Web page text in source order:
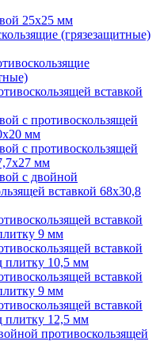
25х25 мм
(грязезащитные)
вставкой
с противоскользящей
мм
с противоскользящей
мм
с двойной
вставкой 68х30,8
вставкой
9 мм
вставкой
плитку 10,5 мм
вставкой
9 мм
вставкой
плитку 12,5 мм
противоскользящей